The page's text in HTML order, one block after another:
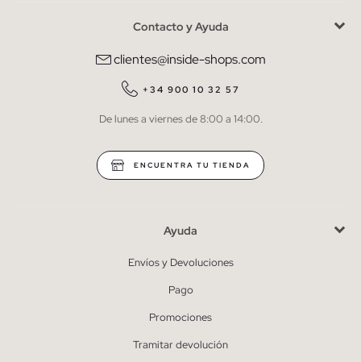
He leído y entiendo lapolítica de privacidad
QUIERO SUSCRIBIRME
* Puedes cancelar la suscripción en cualquier momento.
Contacto y Ayuda
clientes@inside-shops.com
+34 900 10 32 57
De lunes a viernes de 8:00 a 14:00.
ENCUENTRA TU TIENDA
Ayuda
Envíos y Devoluciones
Pago
Promociones
Tramitar devolución